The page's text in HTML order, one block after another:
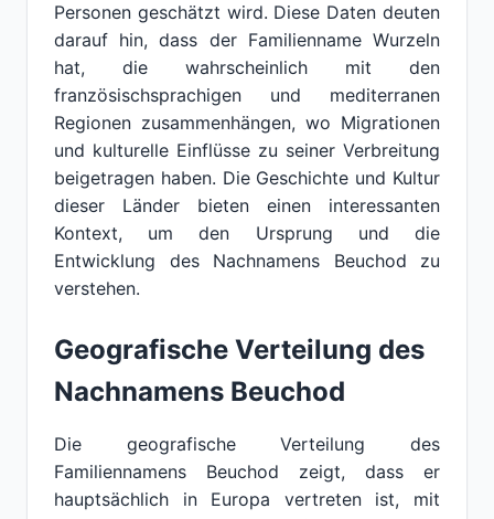
Personen geschätzt wird. Diese Daten deuten
darauf hin, dass der Familienname Wurzeln
hat, die wahrscheinlich mit den
französischsprachigen und mediterranen
Regionen zusammenhängen, wo Migrationen
und kulturelle Einflüsse zu seiner Verbreitung
beigetragen haben. Die Geschichte und Kultur
dieser Länder bieten einen interessanten
Kontext, um den Ursprung und die
Entwicklung des Nachnamens Beuchod zu
verstehen.
Geografische Verteilung des
Nachnamens Beuchod
Die geografische Verteilung des
Familiennamens Beuchod zeigt, dass er
hauptsächlich in Europa vertreten ist, mit